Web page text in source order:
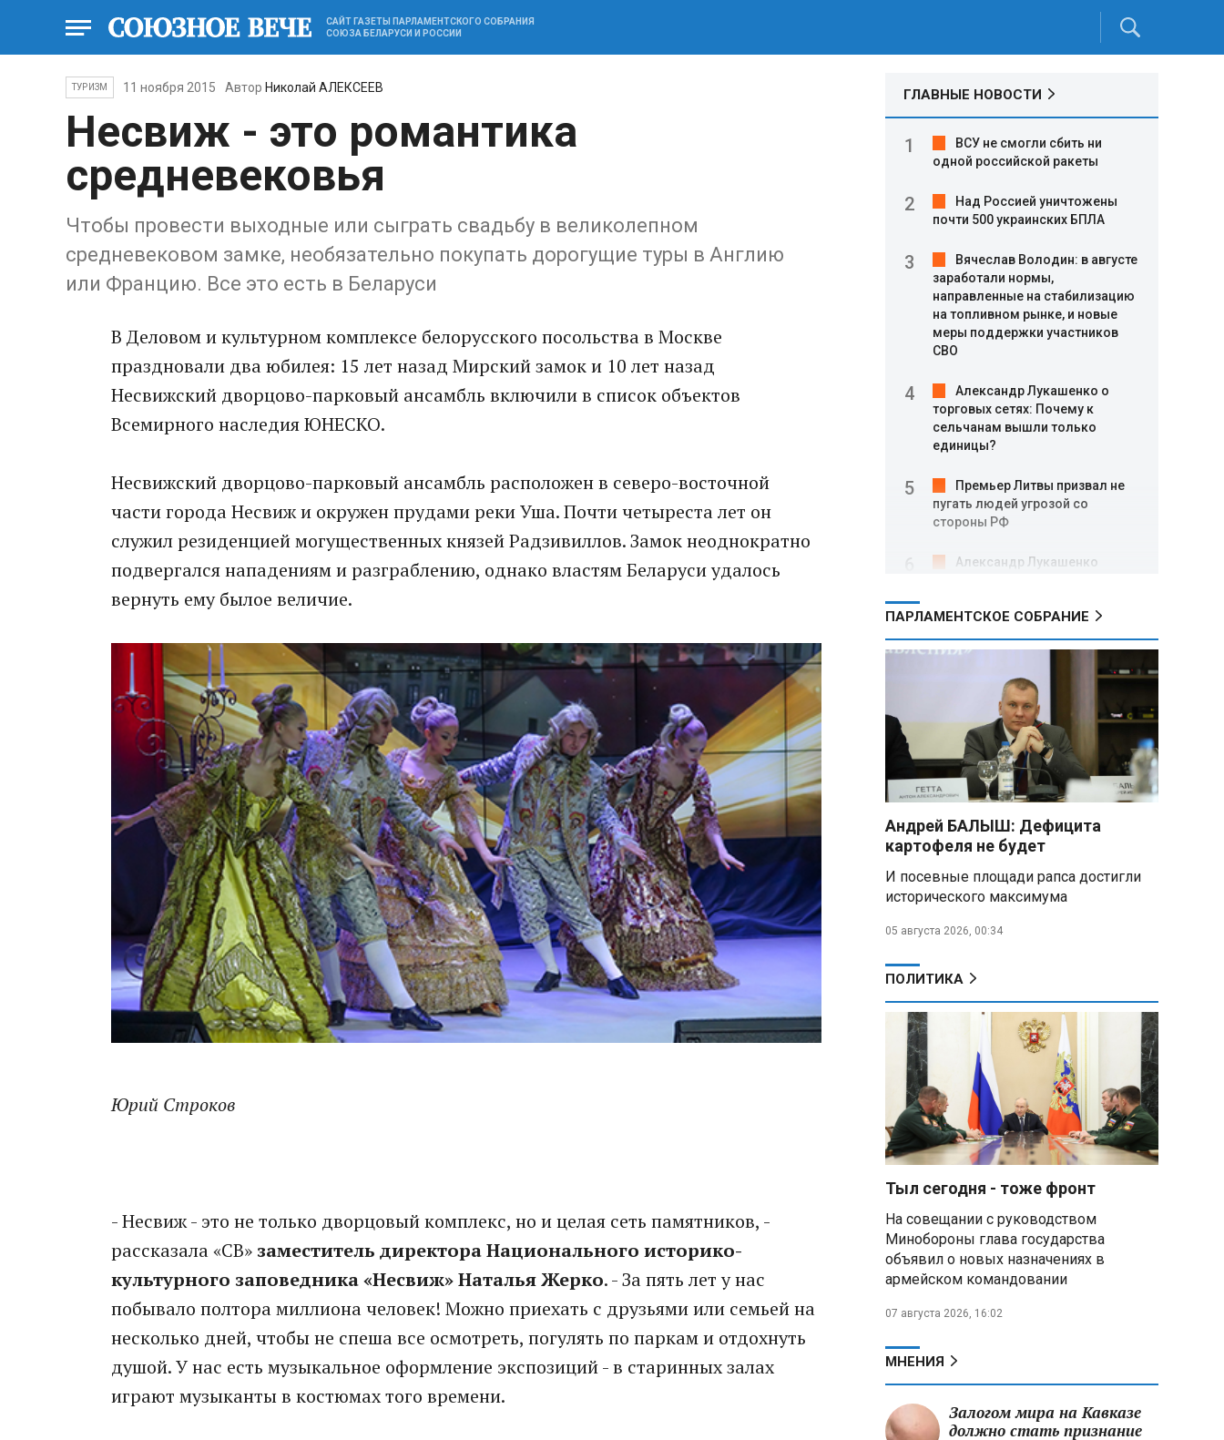
САЙТ ГАЗЕТЫ ПАРЛАМЕНТСКОГО СОБРАНИЯ
СОЮЗА БЕЛАРУСИ И РОССИИ
ТУРИЗМ 11 ноября 2015 Автор Николай АЛЕКСЕЕВ
Несвиж - это романтика
средневековья
Чтобы провести выходные или сыграть свадьбу в великолепном
средневековом замке, необязательно покупать дорогущие туры в Англию
или Францию. Все это есть в Беларуси
В Деловом и культурном комплексе белорусского посольства в Москве
праздновали два юбилея: 15 лет назад Мирский замок и 10 лет назад
Несвижский дворцово-парковый ансамбль включили в список объектов
Всемирного наследия ЮНЕСКО.
Несвижский дворцово-парковый ансамбль расположен в северо-восточной
части города Несвиж и окружен прудами реки Уша. Почти четыреста лет он
служил резиденцией могущественных князей Радзивиллов. Замок неоднократно
подвергался нападениям и разграблению, однако властям Беларуси удалось
вернуть ему былое величие.
Юрий Строков
- Несвиж - это не только дворцовый комплекс, но и целая сеть памятников, -
рассказала «СВ» заместитель директора Национального историко-
культурного заповедника «Несвиж» Наталья Жерко. - За пять лет у нас
побывало полтора миллиона человек! Можно приехать с друзьями или семьей на
несколько дней, чтобы не спеша все осмотреть, погулять по паркам и отдохнуть
душой. У нас есть музыкальное оформление экспозиций - в старинных залах
играют музыканты в костюмах того времени.
ГЛАВНЫЕ НОВОСТИ
ВСУ не смогли сбить ни
одной российской ракеты
Над Россией уничтожены
почти 500 украинских БПЛА
Вячеслав Володин: в августе
заработали нормы,
направленные на стабилизацию
на топливном рынке, и новые
меры поддержки участников
СВО
Александр Лукашенко о
торговых сетях: Почему к
сельчанам вышли только
единицы?
Премьер Литвы призвал не
пугать людей угрозой со
стороны РФ
Александр Лукашенко
НАТО
В Белгородской области при
новых атаках ВСУ пострадали
еще четыре человека
Александр Лукашенко о
работе Белкоопсоюза: «Если это
так, это жуть»
самых популярных зарубежных
городов у российских туристов
Минобороны РФ: при
освобождении Анискино ВСУ
военных сдалась в плен
Александр Лукашенко:
Россияне «услышали батьку» и
скупают пустующие дома в
белорусских деревнях
Алесандр Лукашенко назвал
работу сельской торговли
«неудовлетворительной» и
возмутился «просрочкой и
тухлятиной»
Владимир Путин обсудил с
меры по защите инфраструктуры
от терактов
Минобороны РФ: «Искандер»
ВСУ в Днепропетровской
e‑торговле, биржевому рынку и
ученым званиям
ПАРЛАМЕНТСКОЕ СОБРАНИЕ
Андрей БАЛЫШ: Дефицита
картофеля не будет
И посевные площади рапса достигли
исторического максимума
05 августа 2026, 00:34
ПОЛИТИКА
Тыл сегодня - тоже фронт
На совещании с руководством
Минобороны глава государства
объявил о новых назначениях в
армейском командовании
07 августа 2026, 16:02
МНЕНИЯ
Залогом мира на Кавказе
должно стать признание